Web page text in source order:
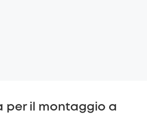
per il montaggio a